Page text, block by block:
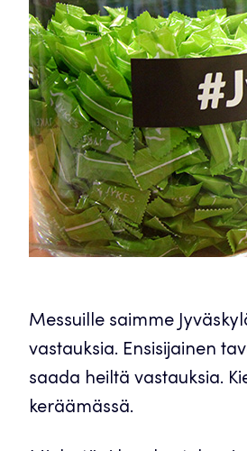
Messuille saimme
vastauksia. Ensisijainen
saada heiltä vastauksia.
keräämässä.